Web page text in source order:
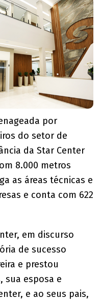
por
do setor de
da Star Center
8.000 metros
as áreas técnicas e
e conta com 622
em discurso
de sucesso
e prestou
sua esposa e
e ao seus pais,